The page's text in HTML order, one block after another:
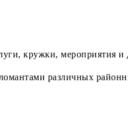
кружки, мероприятия и
различных